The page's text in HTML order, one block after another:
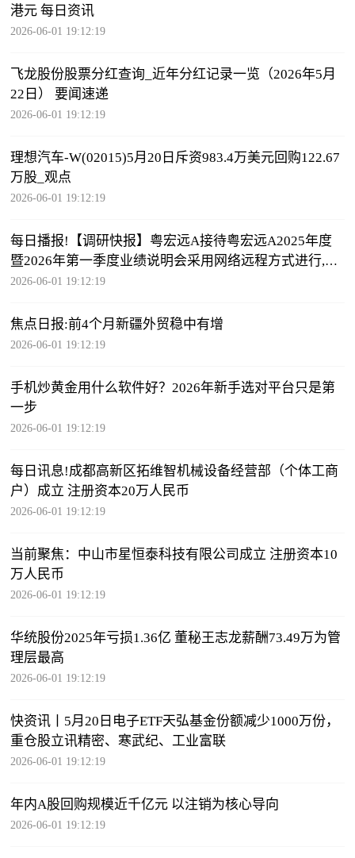
港元 每日资讯
2026-06-01 19:12:19
飞龙股份股票分红查询_近年分红记录一览（2026年5月
22日） 要闻速递
2026-06-01 19:12:19
理想汽车-W(02015)5月20日斥资983.4万美元回购122.67
万股_观点
2026-06-01 19:12:19
每日播报!【调研快报】粤宏远A接待粤宏远A2025年度
暨2026年第一季度业绩说明会采用网络远程方式进行,面
向全体投资者调研
2026-06-01 19:12:19
焦点日报:前4个月新疆外贸稳中有增
2026-06-01 19:12:19
手机炒黄金用什么软件好？2026年新手选对平台只是第
一步
2026-06-01 19:12:19
每日讯息!成都高新区拓维智机械设备经营部（个体工商
户）成立 注册资本20万人民币
2026-06-01 19:12:19
当前聚焦：中山市星恒泰科技有限公司成立 注册资本10
万人民币
2026-06-01 19:12:19
华统股份2025年亏损1.36亿 董秘王志龙薪酬73.49万为管
理层最高
2026-06-01 19:12:19
快资讯丨5月20日电子ETF天弘基金份额减少1000万份，
重仓股立讯精密、寒武纪、工业富联
2026-06-01 19:12:19
年内A股回购规模近千亿元 以注销为核心导向
2026-06-01 19:12:19